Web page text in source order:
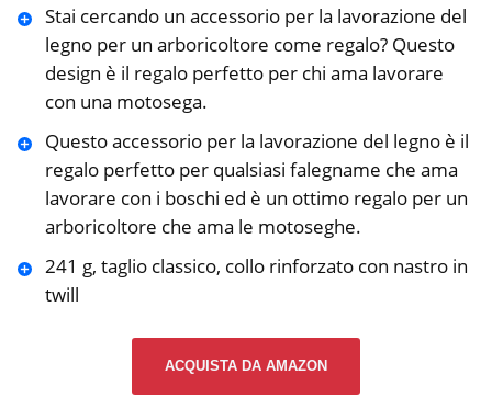
Stai cercando un accessorio per la lavorazione del
legno per un arboricoltore come regalo? Questo
design è il regalo perfetto per chi ama lavorare
con una motosega.
Questo accessorio per la lavorazione del legno è il
regalo perfetto per qualsiasi falegname che ama
lavorare con i boschi ed è un ottimo regalo per un
arboricoltore che ama le motoseghe.
241 g, taglio classico, collo rinforzato con nastro in
twill
ACQUISTA DA AMAZON